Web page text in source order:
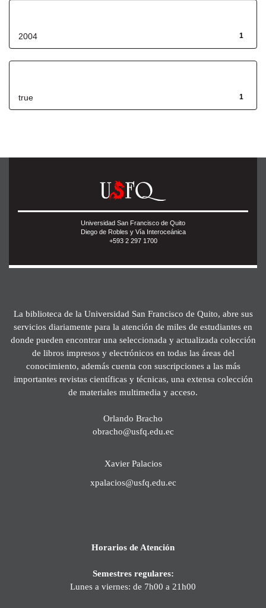
1
2004
1
true
Universidad San Francisco de Quito
Diego de Robles y Vía Interoceánica
+593 2 297 1700
La biblioteca de la Universidad San Francisco de Quito, abre sus
servicios diariamente para la atención de miles de estudiantes en
donde pueden encontrar una seleccionada y actualizada colección
de libros impresos y electrónicos en todas las áreas del
conocimiento, además cuenta con suscripciones a las más
importantes revistas científicas y técnicas, una extensa colección
de materiales multimedia y acceso.
Orlando Bracho
obracho@usfq.edu.ec
Xavier Palacios
xpalacios@usfq.edu.ec
Horarios de Atención
Semestres regulares:
Lunes a viernes: de 7h00 a 21h00